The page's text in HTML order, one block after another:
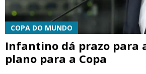
COPA DO MUNDO
Infantino dá prazo para
plano para a Copa